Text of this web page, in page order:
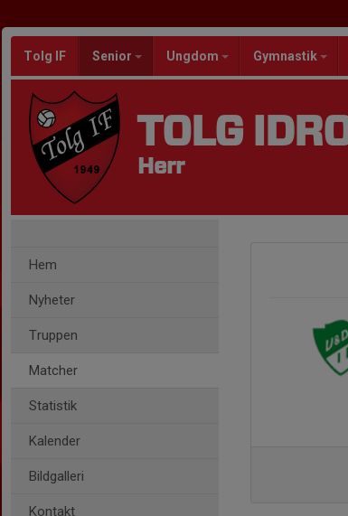
Tolg IF Senior Ungdom Gymnastik
TOLG
Herr
Hem
Nyheter
Truppen
Matcher
Statistik
Kalender
Bildgalleri
Kontakt